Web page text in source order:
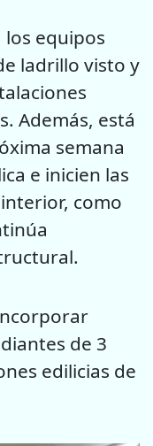
los equipos
ladrillo visto y
Además, está
semana
e inicien las
como
de 3
edilicias de